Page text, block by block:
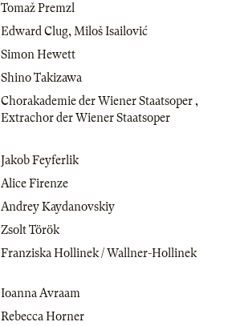
Tomaž Premzl
Edward Clug, Miloš Isailović
Simon Hewett
Shino Takizawa
Chorakademie der Wiener Staatsoper ,
Extrachor der Wiener Staatsoper
Jakob Feyferlik
Alice Firenze
Andrey Kaydanovskiy
Zsolt Török
Franziska Hollinek / Wallner-Hollinek
Ioanna Avraam
Rebecca Horner